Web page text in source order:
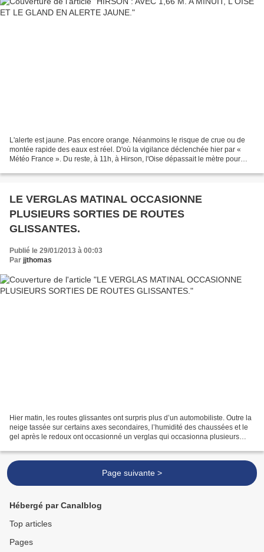
L'alerte est jaune. Pas encore orange. Néanmoins le risque de crue ou de
montée rapide des eaux est réel. D'où la vigilance déclenchée hier par «
Météo France ». Du reste, à 11h, à Hirson, l'Oise dépassait le mètre pour
LE VERGLAS MATINAL OCCASIONNE
PLUSIEURS SORTIES DE ROUTES
GLISSANTES.
Publié le 29/01/2013 à 00:03
Par jjthomas
Hier matin, les routes glissantes ont surpris plus d’un automobiliste. Outre la
neige tassée sur certains axes secondaires, l’humidité des chaussées et le
gel après le redoux ont occasionné un verglas qui occasionna plusieurs
Page suivante >
Hébergé par Canalblog
Top articles
Pages